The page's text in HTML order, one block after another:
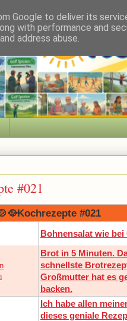
#021
#021
Bohnensalat wie bei
Brot in 5 Minuten.
schnellste
Großmutter hat es
backen.
Ich habe allen
dieses geniale
Google to deliver its
with performance and
address abuse.